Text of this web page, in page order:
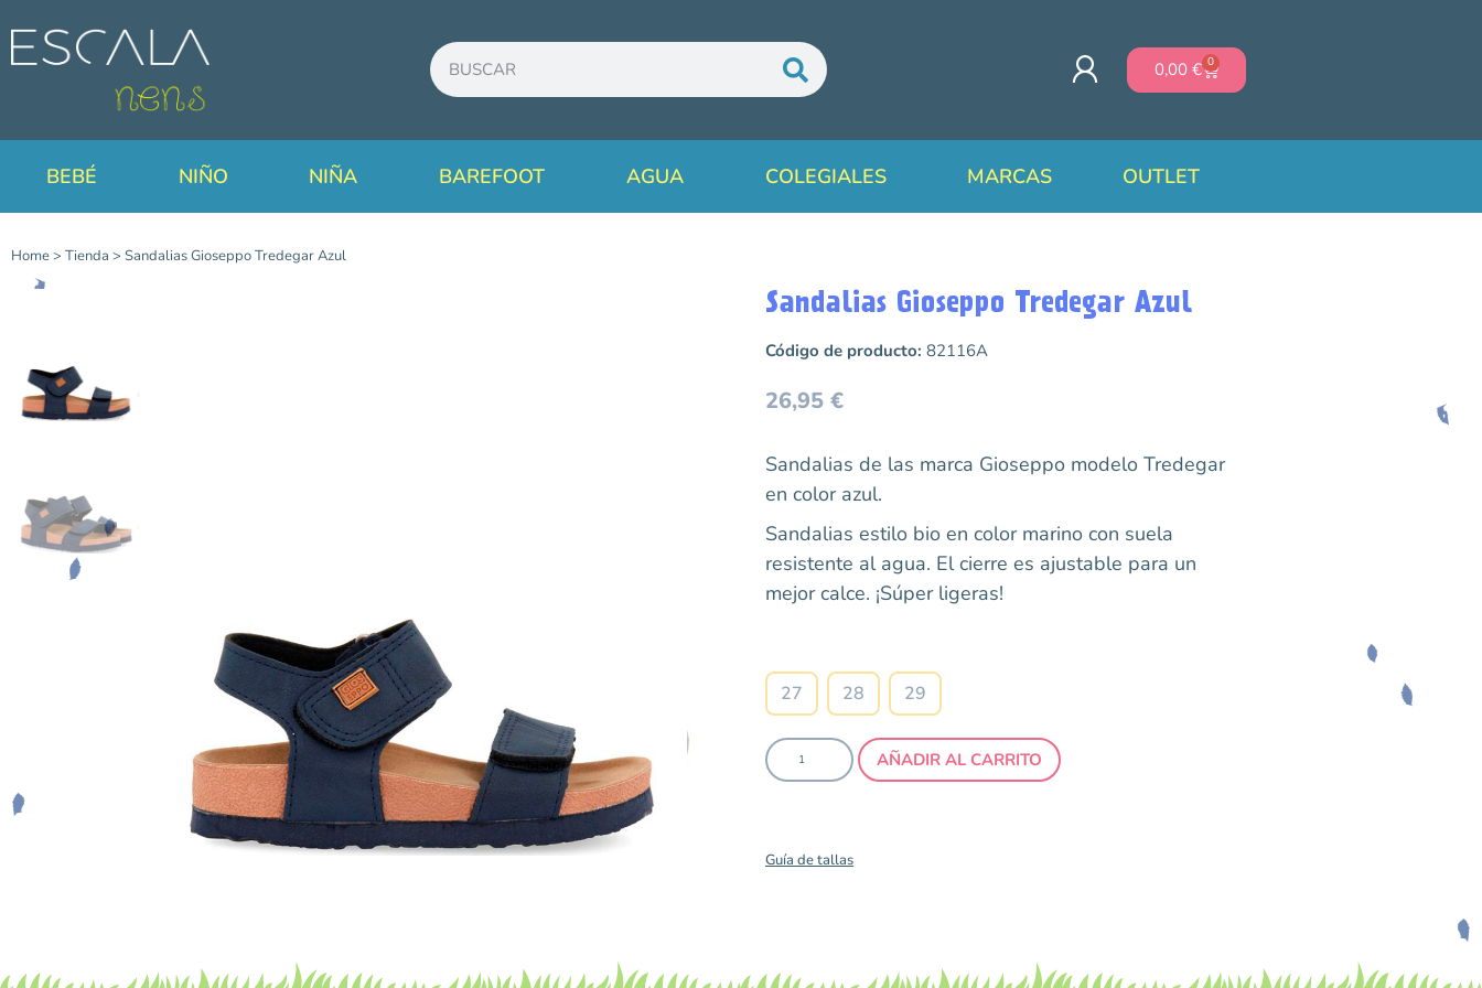
0,00 € 0
BEBÉ NIÑO NIÑA BAREFOOT AGUA COLEGIALES MARCAS OUTLET
Home> Tienda > Sandalias Gioseppo Tredegar Azul
Sandalias Gioseppo Tredegar Azul
Código de producto: 82116A
26,95 €
Sandalias de las marca Gioseppo modelo Tredegar
en color azul.
Sandalias estilo bio en color marino con suela
resistente al agua. El cierre es ajustable para un
mejor calce. ¡Súper ligeras!
27 28 29
AÑADIR AL CARRITO
Guía de tallas